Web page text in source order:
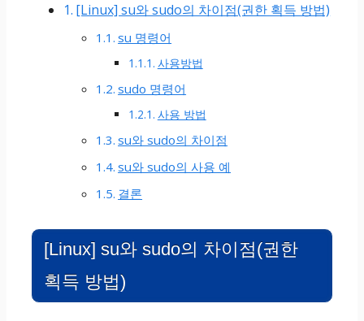
[Linux] su와 sudo의 차이점(권한 획득 방법)
su 명령어
사용방법
sudo 명령어
사용 방법
su와 sudo의 차이점
su와 sudo의 사용 예
결론
[Linux] su와 sudo의 차이점(권한
획득 방법)